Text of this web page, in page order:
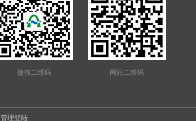
微信二维码 网站二维码
管理登陆